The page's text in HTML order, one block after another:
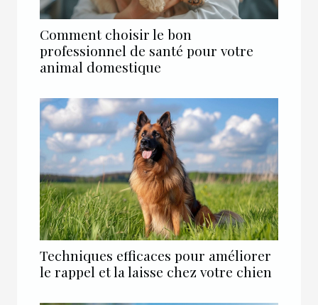
Comment choisir le bon
professionnel de santé pour votre
animal domestique
Techniques efficaces pour améliorer
le rappel et la laisse chez votre chien